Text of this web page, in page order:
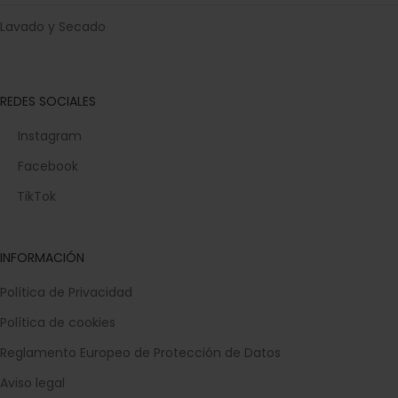
Lavado y Secado
REDES SOCIALES
Instagram
Facebook
TikTok
INFORMACIÓN
Política de Privacidad
Política de cookies
Reglamento Europeo de Protección de Datos
Aviso legal